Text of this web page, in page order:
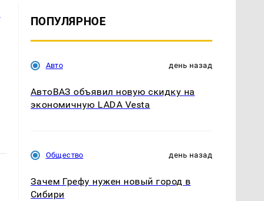
ПОПУЛЯРНОЕ
Авто день назад
АвтоВАЗ объявил новую скидку на
экономичную LADA Vesta
Общество день назад
Зачем Грефу нужен новый город в
Сибири